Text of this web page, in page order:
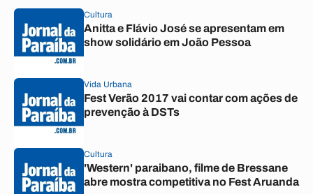
Cultura
Anitta e Flávio José se apresentam em
show solidário em João Pessoa
Vida Urbana
Fest Verão 2017 vai contar com ações de
prevenção à DSTs
Cultura
'Western' paraibano, filme de Bressane
abre mostra competitiva no Fest Aruanda